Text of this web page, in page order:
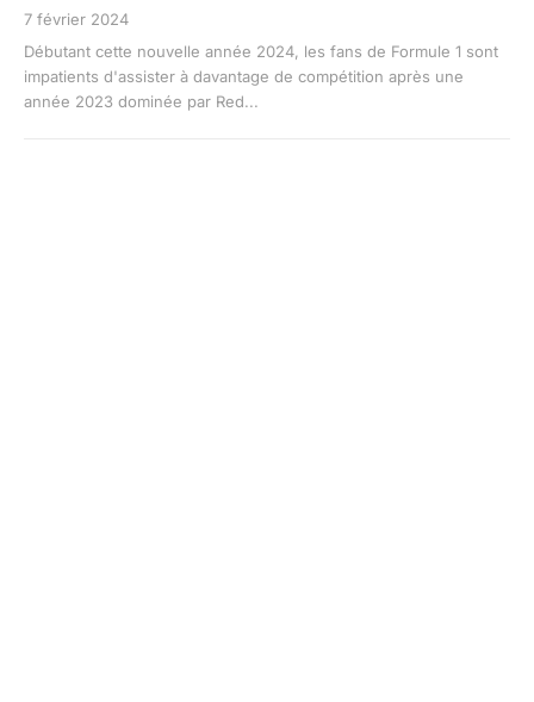
7 février 2024
Débutant cette nouvelle année 2024, les fans de Formule 1 sont
impatients d'assister à davantage de compétition après une
année 2023 dominée par Red...